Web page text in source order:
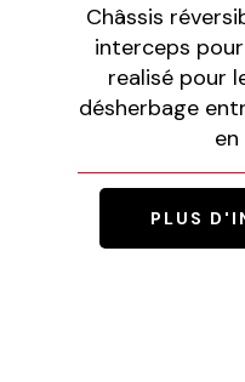
Châssis
interceps
realisé pour
désherbage
en
PLUS